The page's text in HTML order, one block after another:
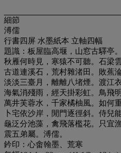
細節
溥儒
行書四屏 水墨紙本 立軸四幅
題識：板屋臨高堰，山窓古驛亭
秋雁何時見，寒猿不可聽。石梁
古道連溪石，荒村雜渚田。敗蕉
淡淡三臺月，離離八堵煙。渡江
海氣消殘雨，經天掛彩虹。鳥飛
萬井芙蓉水，千家橘柚風。如何
卜宅依沙岸，閒門逐徑斜。侍兒
龜泛分池藻，禽飛落檻花。只宜
震五弟屬。溥儒。
鈐印：心畬翰墨、荒寒